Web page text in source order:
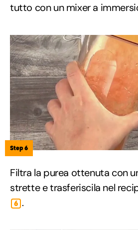
tutto con un mixer a
Step 6
Filtra la purea ottenuta con
strette e trasferiscila nel
6 .